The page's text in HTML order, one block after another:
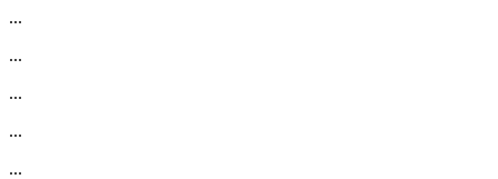
...
...
...
...
...